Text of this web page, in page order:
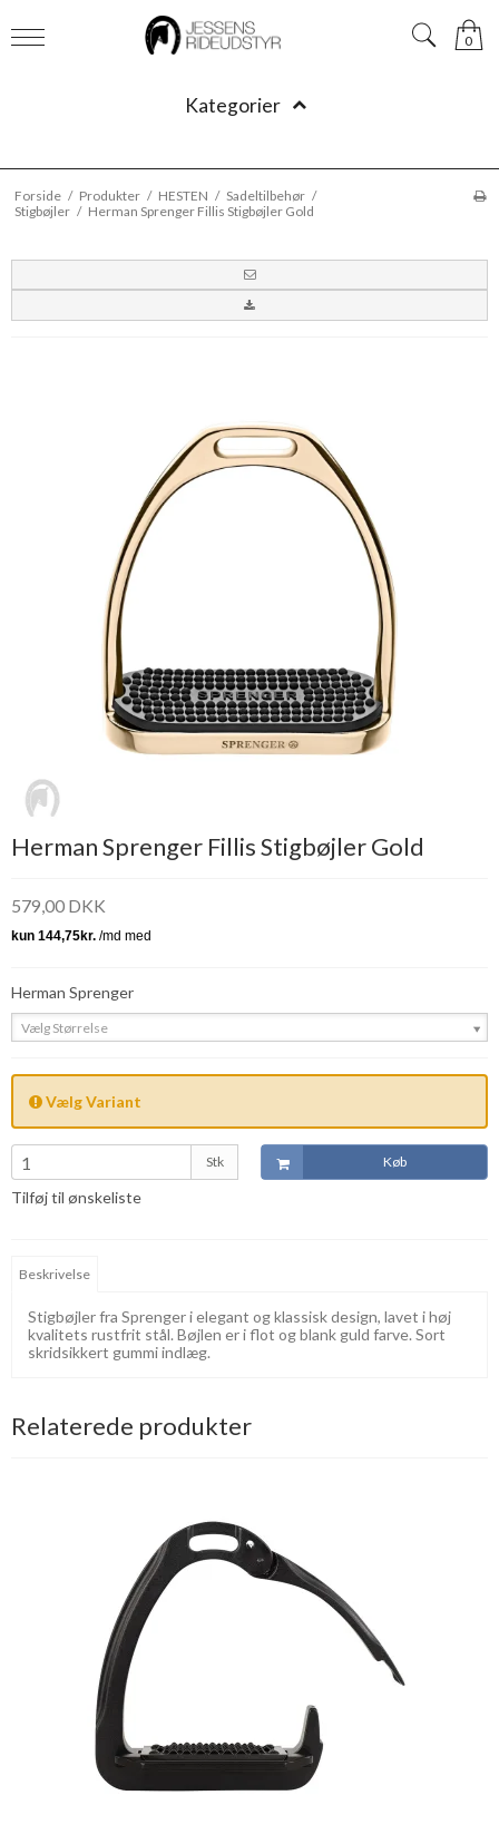
0
Kategorier
Forside / Produkter / HESTEN / Sadeltilbehør /
Stigbøjler / Herman Sprenger Fillis Stigbøjler Gold
Herman Sprenger Fillis Stigbøjler Gold
579,00 DKK
Herman Sprenger
Vælg Størrelse
Vælg Variant
Stk Køb
Tilføj til ønskeliste
Beskrivelse
Stigbøjler fra Sprenger i elegant og klassisk design, lavet i høj
kvalitets rustfrit stål. Bøjlen er i flot og blank guld farve. Sort
skridsikkert gummi indlæg.
Relaterede produkter